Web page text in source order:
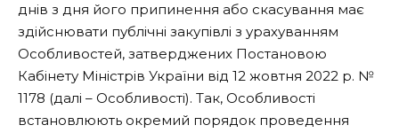
днів з дня його припинення або скасування має
здійснювати публічні закупівлі з урахуванням
Особливостей, затверджених Постановою
Кабінету Міністрів України від 12 жовтня 2022 р. №
1178 (далі – Особливості). Так, Особливості
встановлюють окремий порядок проведення